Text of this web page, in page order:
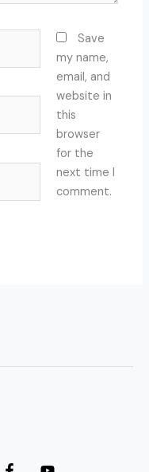
Save
my name,
email, and
website in
this
browser
for the
next time I
comment.